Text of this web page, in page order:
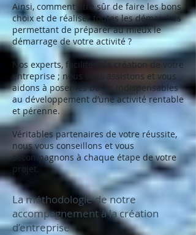
Ainsi, comment être sûr de faire les bons
choix et de réaliser toutes les démarches
permettant de préparer au mieux le
démarrage de votre activité ?
Nos experts, facilitent la création de votre
entreprise ; nous vous assistons et vous
aidons à poser les bases indispensables
au développement d’une activité rentable
et pérenne.
Véritables partenaires de votre réussite,
nous vous conseillons et vous
accompagnons à chaque étape de votre
projet.
La méthodologie de notre
accompagnement à la création
d’entreprise